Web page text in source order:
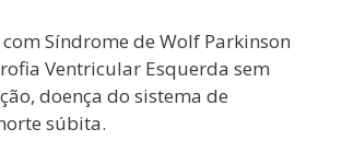
Síndrome de Wolf Parkinson
Ventricular Esquerda sem
doença do sistema de
súbita.